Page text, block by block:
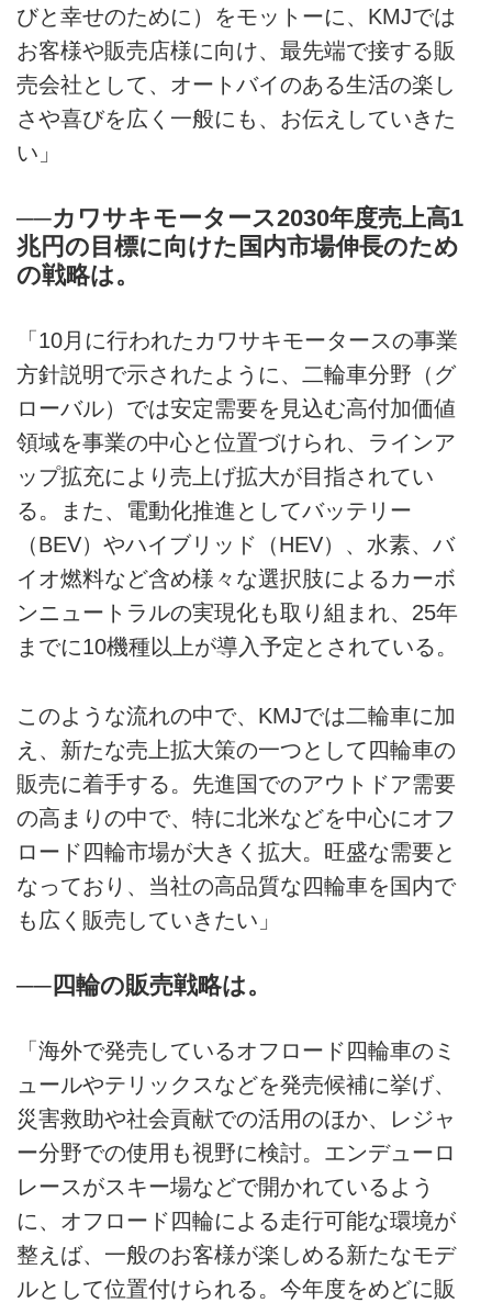
びと幸せのために）をモットーに、KMJでは
お客様や販売店様に向け、最先端で接する販
売会社として、オートバイのある生活の楽し
さや喜びを広く一般にも、お伝えしていきた
い」
──カワサキモータース2030年度売上高1
兆円の目標に向けた国内市場伸長のため
の戦略は。
「10月に行われたカワサキモータースの事業
方針説明で示されたように、二輪車分野（グ
ローバル）では安定需要を見込む高付加価値
領域を事業の中心と位置づけられ、ラインア
ップ拡充により売上げ拡大が目指されてい
る。また、電動化推進としてバッテリー
（BEV）やハイブリッド（HEV）、水素、バ
イオ燃料など含め様々な選択肢によるカーボ
ンニュートラルの実現化も取り組まれ、25年
までに10機種以上が導入予定とされている。
このような流れの中で、KMJでは二輪車に加
え、新たな売上拡大策の一つとして四輪車の
販売に着手する。先進国でのアウトドア需要
の高まりの中で、特に北米などを中心にオフ
ロード四輪市場が大きく拡大。旺盛な需要と
なっており、当社の高品質な四輪車を国内で
も広く販売していきたい」
──四輪の販売戦略は。
「海外で発売しているオフロード四輪車のミ
ュールやテリックスなどを発売候補に挙げ、
災害救助や社会貢献での活用のほか、レジャ
ー分野での使用も視野に検討。エンデューロ
レースがスキー場などで開かれているよう
に、オフロード四輪による走行可能な環境が
整えば、一般のお客様が楽しめる新たなモデ
ルとして位置付けられる。今年度をめどに販